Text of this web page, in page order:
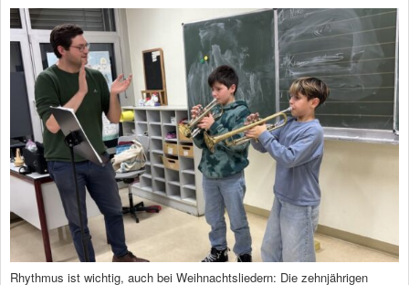
Rhythmus ist wichtig, auch bei Weihnachtsliedern: Die zehnjährigen